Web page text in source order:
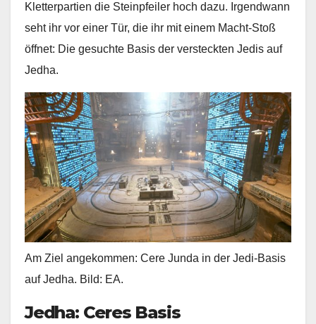
Kletterpartien die Steinpfeiler hoch dazu. Irgendwann
seht ihr vor einer Tür, die ihr mit einem Macht-Stoß
öffnet: Die gesuchte Basis der versteckten Jedis auf
Jedha.
Am Ziel angekommen: Cere Junda in der Jedi-Basis
auf Jedha. Bild: EA.
Jedha: Ceres Basis